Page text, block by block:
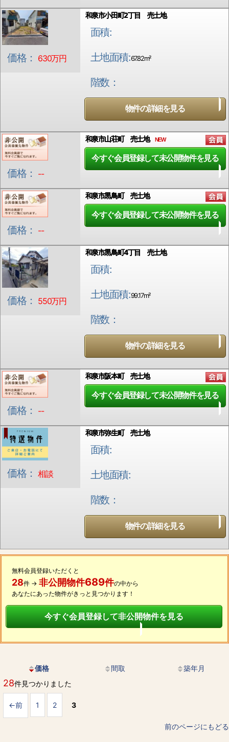
価格： 630万円
和泉市小田町2丁目 売土地
面積:
土地面積:67.82m²
階数：
物件の詳細を見る
価格： --
和泉市山荘町 売土地 NEW
今すぐ会員登録して未公開物件を見る
価格： --
和泉市黒鳥町 売土地
今すぐ会員登録して未公開物件を見る
価格： 550万円
和泉市黒鳥町4丁目 売土地
面積:
土地面積:99.17m²
階数：
物件の詳細を見る
価格： --
和泉市阪本町 売土地
今すぐ会員登録して未公開物件を見る
価格：相談
和泉市弥生町 売土地
面積:
土地面積:
階数：
物件の詳細を見る
無料会員登録いただくと
28件 → 非公開物件689件の中から
あなたにあった物件がきっと見つかります！
今すぐ会員登録して非公開物件を見る
価格 間取 築年月
28件見つかりました
←前 1 2 3
前のページにもどる